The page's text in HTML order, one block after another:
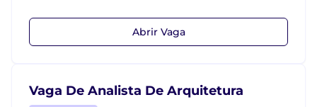
Abrir Vaga
Vaga De Analista De Arquitetura